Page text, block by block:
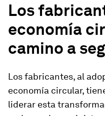
Los
economía
camino a
Los fabricantes, al
economía circular,
liderar esta